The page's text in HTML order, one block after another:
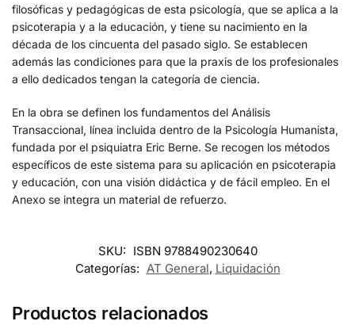
filosóficas y pedagógicas de esta psicología, que se aplica a la
psicoterapia y a la educación, y tiene su nacimiento en la
década de los cincuenta del pasado siglo. Se establecen
además las condiciones para que la praxis de los profesionales
a ello dedicados tengan la categoría de ciencia.
En la obra se definen los fundamentos del Análisis
Transaccional, línea incluida dentro de la Psicología Humanista,
fundada por el psiquiatra Eric Berne. Se recogen los métodos
específicos de este sistema para su aplicación en psicoterapia
y educación, con una visión didáctica y de fácil empleo. En el
Anexo se integra un material de refuerzo.
SKU: ISBN 9788490230640
Categorías: AT General, Liquidación
Productos relacionados